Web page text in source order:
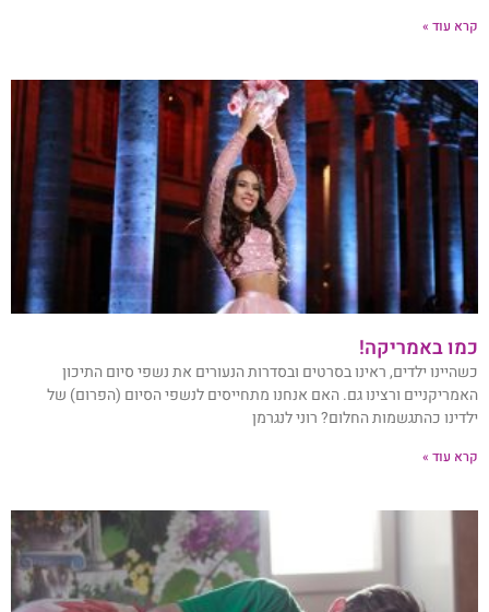
קרא עוד »
כמו באמריקה!
כשהיינו ילדים, ראינו בסרטים ובסדרות הנעורים את נשפי סיום התיכון
האמריקניים ורצינו גם. האם אנחנו מתחייסים לנשפי הסיום (הפרום) של
ילדינו כהתגשמות החלום? רוני לנגרמן
קרא עוד »